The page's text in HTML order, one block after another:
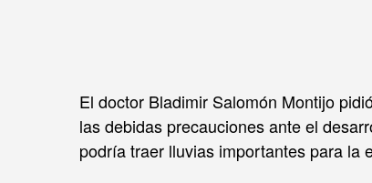
El doctor Bladimir Salomón Montijo
las debidas precauciones ante el
podría traer lluvias importantes para la